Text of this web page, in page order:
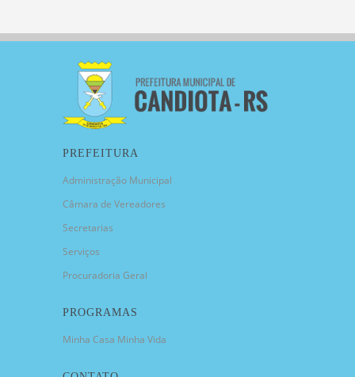
PREFEITURA
Administração Municipal
Câmara de Vereadores
Secretarias
Serviços
Procuradoria Geral
PROGRAMAS
Minha Casa Minha Vida